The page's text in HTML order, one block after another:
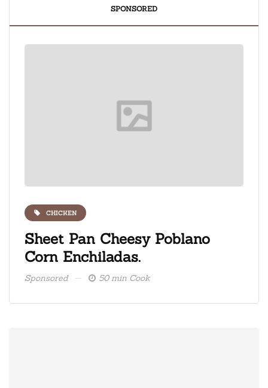
SPONSORED
CHICKEN
Sheet Pan Cheesy Poblano
Corn Enchiladas.
Sponsored 50 min Cook